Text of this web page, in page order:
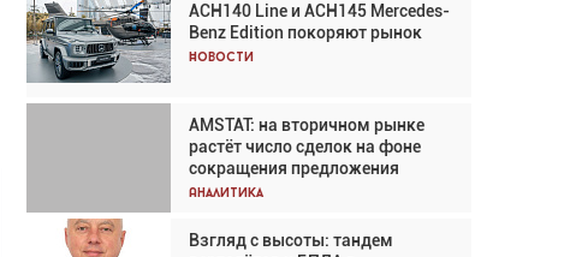
ACH140 Line и ACH145 Mercedes-
Benz Edition покоряют рынок
Новости
AMSTAT: на вторичном рынке
растёт число сделок на фоне
сокращения предложения
Аналитика
Взгляд с высоты: тандем
Авиационный фотограф Дэйв
Кох: «Фотография говорит сама
за себя... а ИИ всё портит»
В городах чемпионата мира
наблюдался подъём, хотя
общий трафик снизился
Аналитика
Частный самолёт – это актив.